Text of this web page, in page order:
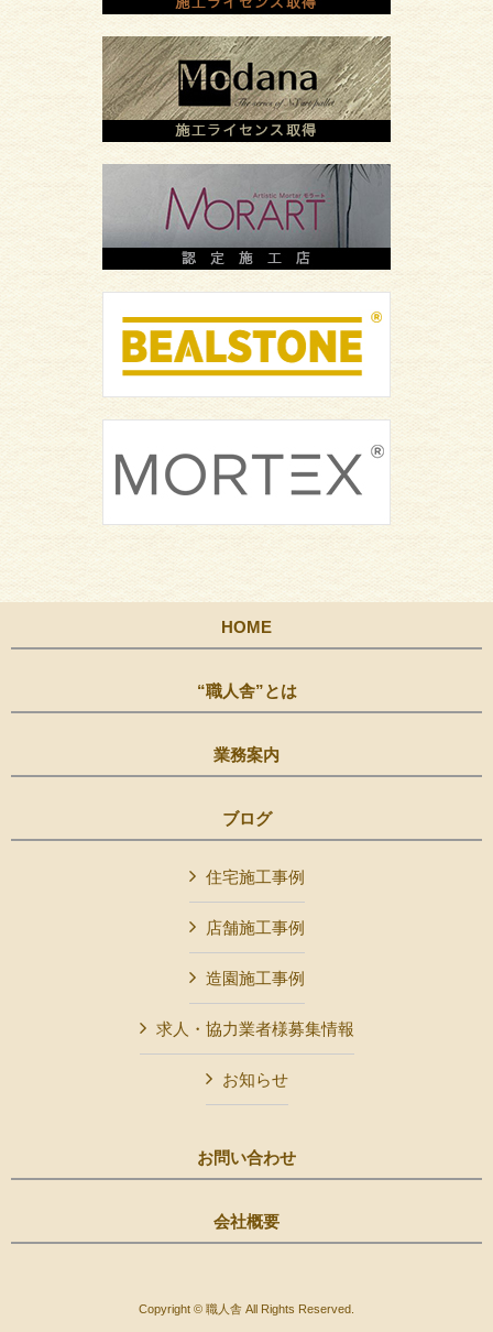
HOME
“職人舎”とは
業務案内
ブログ
住宅施工事例
店舗施工事例
造園施工事例
求人・協力業者様募集情報
お知らせ
お問い合わせ
会社概要
Copyright © 職人舎 All Rights Reserved.